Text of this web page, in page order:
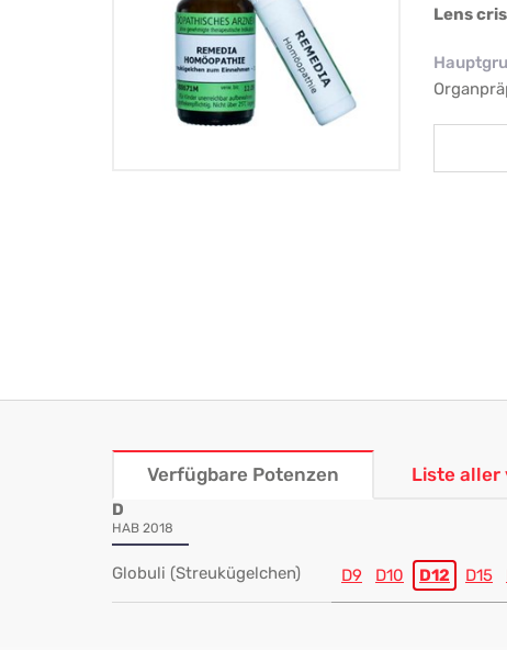
Lens
Verfügbare Potenzen Liste aller
D
HAB 2018
Globuli (Streukügelchen) D9 D10 D12 D15